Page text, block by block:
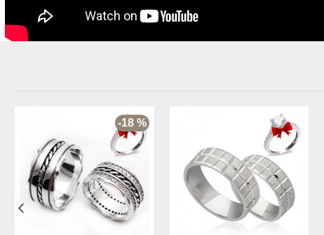
-18 %